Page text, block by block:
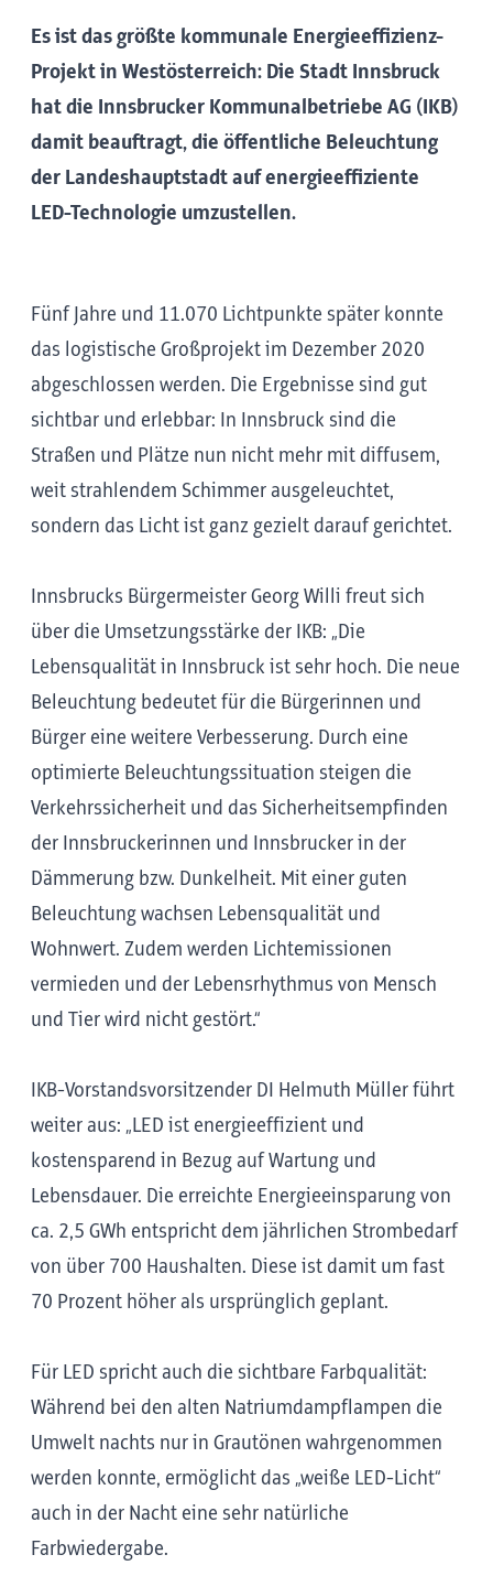
Es ist das größte kommunale Energieeffizienz-
Projekt in Westösterreich: Die Stadt Innsbruck
hat die Innsbrucker Kommunalbetriebe AG (IKB)
damit beauftragt, die öffentliche Beleuchtung
der Landeshauptstadt auf energieeffiziente
LED-Technologie umzustellen.
Fünf Jahre und 11.070 Lichtpunkte später konnte
das logistische Großprojekt im Dezember 2020
abgeschlossen werden. Die Ergebnisse sind gut
sichtbar und erlebbar: In Innsbruck sind die
Straßen und Plätze nun nicht mehr mit diffusem,
weit strahlendem Schimmer ausgeleuchtet,
sondern das Licht ist ganz gezielt darauf gerichtet.
Innsbrucks Bürgermeister Georg Willi freut sich
über die Umsetzungsstärke der IKB: „Die
Lebensqualität in Innsbruck ist sehr hoch. Die neue
Beleuchtung bedeutet für die Bürgerinnen und
Bürger eine weitere Verbesserung. Durch eine
optimierte Beleuchtungssituation steigen die
Verkehrssicherheit und das Sicherheitsempfinden
der Innsbruckerinnen und Innsbrucker in der
Dämmerung bzw. Dunkelheit. Mit einer guten
Beleuchtung wachsen Lebensqualität und
Wohnwert. Zudem werden Lichtemissionen
vermieden und der Lebensrhythmus von Mensch
und Tier wird nicht gestört.“
IKB-Vorstandsvorsitzender DI Helmuth Müller führt
weiter aus: „LED ist energieeffizient und
kostensparend in Bezug auf Wartung und
Lebensdauer. Die erreichte Energieeinsparung von
ca. 2,5 GWh entspricht dem jährlichen Strombedarf
von über 700 Haushalten. Diese ist damit um fast
70 Prozent höher als ursprünglich geplant.
Für LED spricht auch die sichtbare Farbqualität:
Während bei den alten Natriumdampflampen die
Umwelt nachts nur in Grautönen wahrgenommen
werden konnte, ermöglicht das „weiße LED-Licht“
auch in der Nacht eine sehr natürliche
Farbwiedergabe.